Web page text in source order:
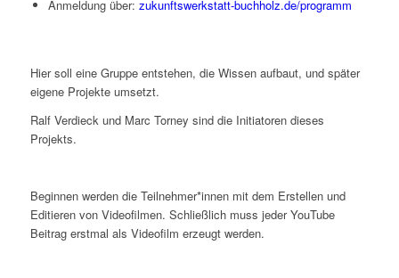
Anmeldung über: zukunftswerkstatt-buchholz.de/programm
Hier soll eine Gruppe entstehen, die Wissen aufbaut, und später
eigene Projekte umsetzt.
Ralf Verdieck und Marc Torney sind die Initiatoren dieses
Projekts.
Beginnen werden die Teilnehmer*innen mit dem Erstellen und
Editieren von Videofilmen. Schließlich muss jeder YouTube
Beitrag erstmal als Videofilm erzeugt werden.